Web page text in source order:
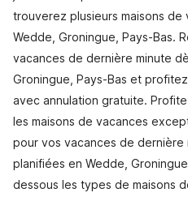
trouverez plusieurs maisons
Wedde, Groningue, Pays-Bas.
vacances de dernière minute
Groningue, Pays-Bas et
avec annulation gratuite.
les maisons de vacances
pour vos vacances de dernière
planifiées en Wedde,
dessous les types de maisons